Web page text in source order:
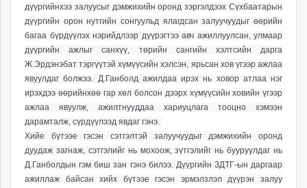
zarig.mn
today.mn
mminfo.mn
ugluu.mn
urlag.mn
unen.mn
asu.mn
shudarga.mn
shuurhai.mn
unuudur.mn
дүүргийнхээ залуусыг дэмжихийн оронд зэргэлдээх Сүхбаатарын
дүүргийн орон нутгийн сонгуульд ялагдсан залуучуудыг өөрийн
багаа бүрдүүлэх нэрийдлээр дүүрэгтээ авч ажиллуулсан, улмаар
дүүргийн ажлыг санхүү, төрийн сангийн хэлтсийн дарга
Ж.Эрдэнэбат тэргүүтэй хүмүүсийн хэлсэн, ярьсан хов үгээр ажлаа
явуулдаг болжээ. Д.Ганболд ажилдаа ирэх нь ховор атлаа нэг
ирэхдээ өөрийнхөө гар хөл болсон дээрх хүмүүсийн ховийн үгээр
ажлаа явуулж, ажилтнууддаа хариуцлага тооцно хэмээн
дарамталж, сүрдүүлээд явдаг гэнэ.
Хийе бүтээе гэсэн сэтгэлтэй залуучуудыг дэмжихийн оронд
дуудаж загнаж, сэтгэлийг нь мохоож, зүтгэлийг нь бууруулдаг нь
Д.Ганболдын гэм биш зан гэнэ билээ. Дүүргийн ЗДТГ-ын даргаар
ажиллаж байсан хийх бүтээе гэсэн эрмэлзлэл дүүрэн залуу